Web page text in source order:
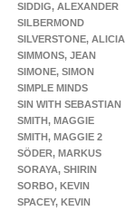
SIDDIG, ALEXANDER
SILBERMOND
SILVERSTONE, ALICIA
SIMMONS, JEAN
SIMONE, SIMON
SIMPLE MINDS
SIN WITH SEBASTIAN
SMITH, MAGGIE
SMITH, MAGGIE 2
SÖDER, MARKUS
SORAYA, SHIRIN
SORBO, KEVIN
SPACEY, KEVIN